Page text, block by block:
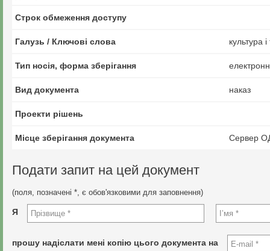
Строк обмеження доступу
Галузь / Ключові слова культура
Тип носія, форма зберігання
Вид документа наказ
Проекти рішень
Місце зберігання документа Сервер
Подати запит на цей документ
(поля, позначені *, є обов'язковими для заповнення)
Я
прошу надіслати мені копію цього документа на